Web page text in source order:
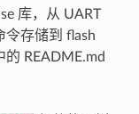
库，从 UART
令存储到 flash
README.md